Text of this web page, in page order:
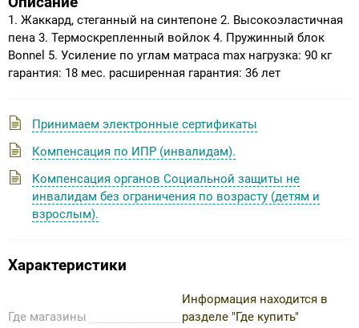
1. Жаккард, стеганный на синтепоне 2. Высокоэластичная
пена 3. Термоскрепленный войлок 4. Пружинный блок
Bonnel 5. Усиление по углам матраса max нагрузка: 90 кг
гарантия: 18 мес. расширенная гарантия: 36 лет
Принимаем электронные сертификаты
Компенсация по ИПР (инвалидам).
Компенсация органов Социальной защиты не
инвалидам без ограничения по возрасту (детям и
взрослым).
Характеристики
Где магазины
Информация находится в
разделе "Где купить"
Индивидуальное изготовление